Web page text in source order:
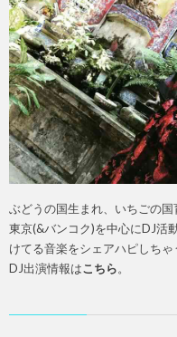
ぶどうの国生まれ、いちごの国
東京(&バンコク)を中心にDJ活
けてる音楽をシェアハピしちゃ
DJ出演情報はこちら。